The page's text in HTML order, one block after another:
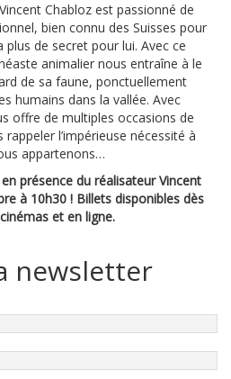
Chabloz est passionné de
bien connu des Suisses pour
plus de secret pour lui. Avec ce
animalier nous entraîne à le
de sa faune, ponctuellement
humains dans la vallée. Avec
offre de multiples occasions de
l’impérieuse nécessité à
appartenons…
présence du réalisateur Vincent
à 10h30 ! Billets disponibles dès
et en ligne.
newsletter